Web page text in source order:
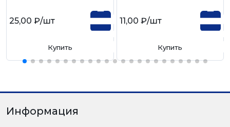
25,00 ₽/шт
Купить
11,00 ₽/шт
Купить
Информация